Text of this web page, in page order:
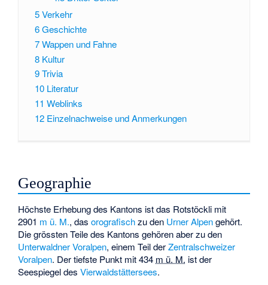
5Verkehr
6Geschichte
7Wappen und Fahne
8 Kultur
9Trivia
10 Literatur
11 Weblinks
12 Einzelnachweise und Anmerkungen
Geographie
Höchste Erhebung des Kantons ist das Rotstöckli mit
2901 m ü. M., dasorografischzu den Urner Alpengehört.
Die grössten Teile des Kantons gehören aber zu den
Unterwaldner Voralpen, einem Teil derZentralschweizer
Voralpen. Der tiefste Punkt mit434 m ü. M. ist der
Seespiegel desVierwaldstättersees.